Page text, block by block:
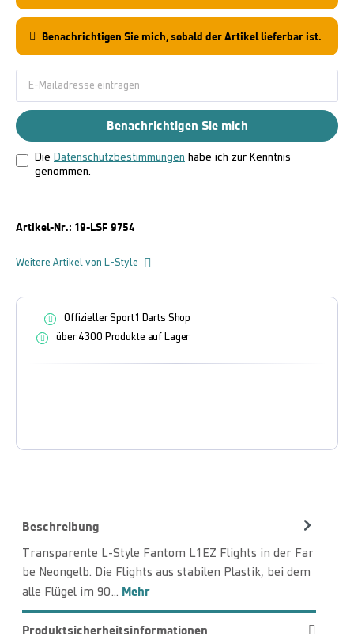
Beschreibung
Transparente L-Style Fantom L1EZ Flights in der Far
be Neongelb. Die Flights aus stabilen Plastik, bei dem
alle Flügel im 90… Mehr
Produktsicherheitsinformationen
Benachrichtigen Sie mich, sobald der Artikel lieferbar ist.
Benachrichtigen Sie mich
Die Datenschutzbestimmungen habe ich zur Kenntnis
genommen.
Artikel-Nr.: 19-LSF 9754
Weitere Artikel von L-Style
Offizieller Sport1 Darts Shop
über 4300 Produkte auf Lager